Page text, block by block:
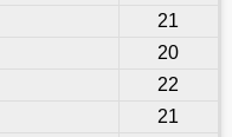
21
20
22
21